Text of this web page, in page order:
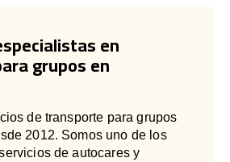
en
grupos en
de transporte para grupos
2012. Somos uno de los
de autocares y